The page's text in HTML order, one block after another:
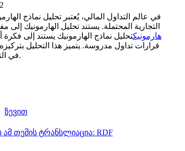
في عالم التداول المالي، يُعتبر تحليل نماذج
التجارية المحتملة. يستند تحليل الهارمونيك
هارمونيكتحليل نماذج الهارمونيك يستند إلى
قرارات تداول مدروسة. يتميز هذا التحليل
في التنبؤ باتجاهات السوق المستقبلية بشكل أفضل.
ზევით